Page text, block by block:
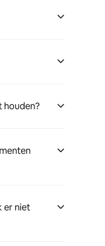
houden?
er niet